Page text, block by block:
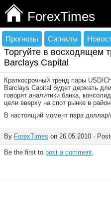
ForexTimes
Прогнозы Сигналы
Торгуйте в восходящем
Barclays Capital
Краткосрочный тренд пары USD/
Barclays Capital будет держать
говорят аналитики банка,
цели вверху на спот рынке в
В настоящий момент пара доллар/
By ForexTimes on 26.05.2010 ·
Be the first to post a comment.